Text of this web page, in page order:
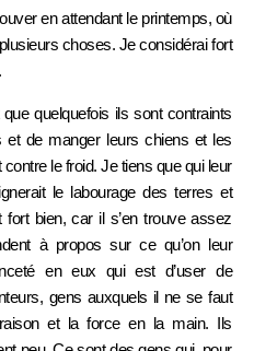
en attendant le printemps, où
choses. Je considérai fort
quelquefois ils sont contraints
et de manger leurs chiens et les
le froid. Je tiens que qui leur
le labourage des terres et
bien, car il s’en trouve assez
à propos sur ce qu’on leur
en eux qui est d’user de
gens auxquels il ne se faut
et la force en la main. Ils